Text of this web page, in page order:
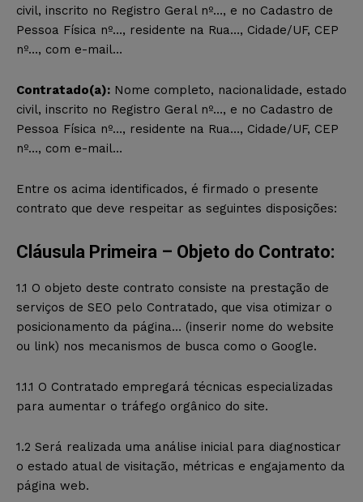
civil, inscrito no Registro Geral nº…, e no Cadastro de
Pessoa Física nº…, residente na Rua…, Cidade/UF, CEP
nº…, com e-mail…
Contratado(a): Nome completo, nacionalidade, estado
civil, inscrito no Registro Geral nº…, e no Cadastro de
Pessoa Física nº…, residente na Rua…, Cidade/UF, CEP
nº…, com e-mail…
Entre os acima identificados, é firmado o presente
contrato que deve respeitar as seguintes disposições:
Cláusula Primeira – Objeto do Contrato:
1.1 O objeto deste contrato consiste na prestação de
serviços de SEO pelo Contratado, que visa otimizar o
posicionamento da página… (inserir nome do website
ou link) nos mecanismos de busca como o Google.
1.1.1 O Contratado empregará técnicas especializadas
para aumentar o tráfego orgânico do site.
1.2 Será realizada uma análise inicial para diagnosticar
o estado atual de visitação, métricas e engajamento da
página web.